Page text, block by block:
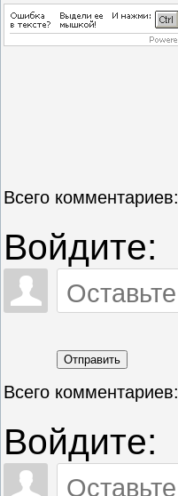
Всего комментариев:
Войдите:
Отправить
Всего комментариев:
Войдите: